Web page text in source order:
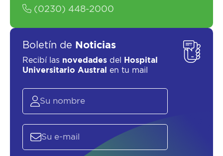
(0230) 448-2000
Boletín de Noticias
Recibí las novedades del
Hospital
Universitario Austral
en tu mail